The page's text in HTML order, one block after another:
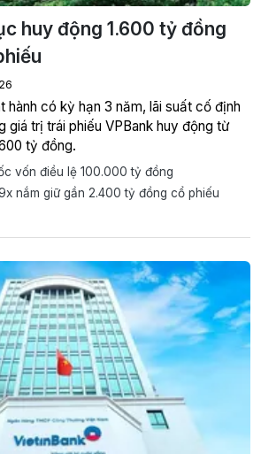
huy động 1.600 tỷ đồng
hành có kỳ hạn 3 năm, lãi suất cố định
giá trị trái phiếu VPBank huy động từ
tỷ đồng.
vốn điều lệ 100.000 tỷ đồng
nắm giữ gần 2.400 tỷ đồng cổ phiếu